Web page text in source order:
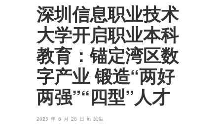
深圳信息职业技术
大学开启职业本科
教育：锚定湾区数
字产业 锻造“两好
两强”“四型”人才
2025 年 6 月 26 日 in 民生